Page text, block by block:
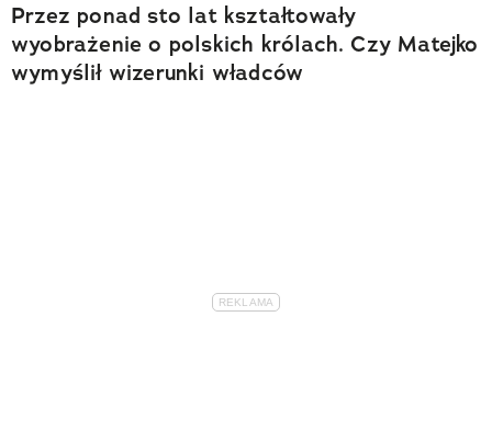
Przez ponad sto lat kształtowały
wyobrażenie o polskich królach. Czy Matejko
wymyślił wizerunki władców